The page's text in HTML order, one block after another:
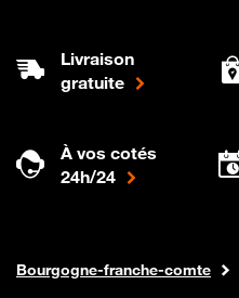
Livraison
gratuite
À vos cotés
24h/24
Boutique Orange
Internet fibre
Bourgogne-franche-comte